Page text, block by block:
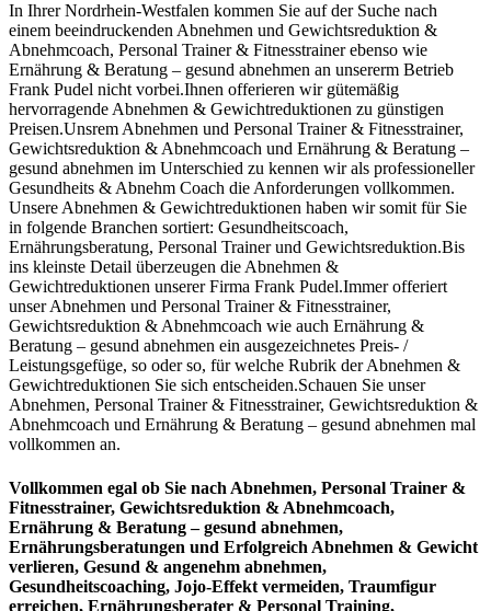
In Ihrer Nordrhein-Westfalen kommen Sie auf der Suche nach
einem beeindruckenden Abnehmen und Gewichtsreduktion &
Abnehmcoach, Personal Trainer & Fitnesstrainer ebenso wie
Ernährung & Beratung – gesund abnehmen an unsererm Betrieb
Frank Pudel nicht vorbei.Ihnen offerieren wir gütemäßig
hervorragende Abnehmen & Gewichtreduktionen zu günstigen
Preisen.Unsrem Abnehmen und Personal Trainer & Fitnesstrainer,
Gewichtsreduktion & Abnehmcoach und Ernährung & Beratung –
gesund abnehmen im Unterschied zu kennen wir als professioneller
Gesundheits & Abnehm Coach die Anforderungen vollkommen.
Unsere Abnehmen & Gewichtreduktionen haben wir somit für Sie
in folgende Branchen sortiert: Gesundheitscoach,
Ernährungsberatung, Personal Trainer und Gewichtsreduktion.Bis
ins kleinste Detail überzeugen die Abnehmen &
Gewichtreduktionen unserer Firma Frank Pudel.Immer offeriert
unser Abnehmen und Personal Trainer & Fitnesstrainer,
Gewichtsreduktion & Abnehmcoach wie auch Ernährung &
Beratung – gesund abnehmen ein ausgezeichnetes Preis- /
Leistungsgefüge, so oder so, für welche Rubrik der Abnehmen &
Gewichtreduktionen Sie sich entscheiden.Schauen Sie unser
Abnehmen, Personal Trainer & Fitnesstrainer, Gewichtsreduktion &
Abnehmcoach und Ernährung & Beratung – gesund abnehmen mal
vollkommen an.
Vollkommen egal ob Sie nach Abnehmen, Personal Trainer &
Fitnesstrainer, Gewichtsreduktion & Abnehmcoach,
Ernährung & Beratung – gesund abnehmen,
Ernährungsberatungen und Erfolgreich Abnehmen & Gewicht
verlieren, Gesund & angenehm abnehmen,
Gesundheitscoaching, Jojo-Effekt vermeiden, Traumfigur
erreichen, Ernährungsberater & Personal Training,